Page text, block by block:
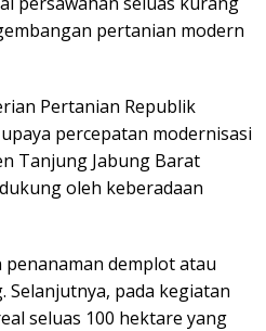
pertanian modern
Pertanian Republik
percepatan modernisasi
Tanjung Jabung Barat
oleh keberadaan
demplot atau
Selanjutnya, pada kegiatan
seluas 100 hektare yang